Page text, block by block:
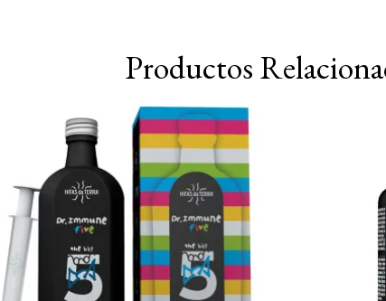
Productos